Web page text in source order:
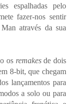
espalhadas pelo
fazer-nos sentir
através da sua
os remakesde dois
8-bit, que chegam
lançamentos para
a solo ou para